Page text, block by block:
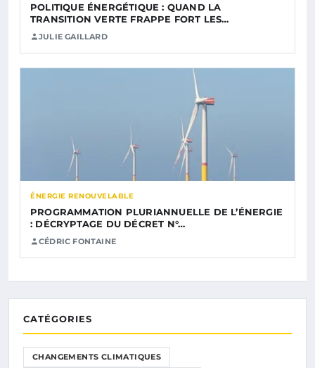
POLITIQUE ÉNERGÉTIQUE : QUAND LA
TRANSITION VERTE FRAPPE FORT LES…
JULIE GAILLARD
ÉNERGIE RENOUVELABLE
PROGRAMMATION PLURIANNUELLE DE L’ÉNERGIE
: DÉCRYPTAGE DU DÉCRET N°…
CÉDRIC FONTAINE
CATÉGORIES
CHANGEMENTS CLIMATIQUES